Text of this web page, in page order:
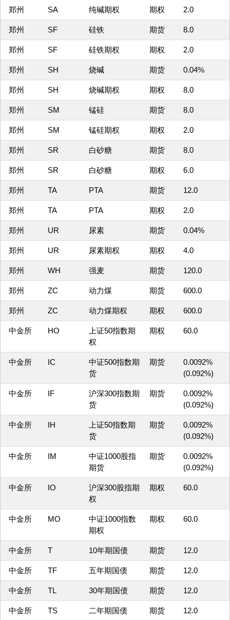
郑州 SA 纯碱期权 期权 2.0
郑州 SF 硅铁 期货 8.0
郑州 SF 硅铁期权 期权 2.0
郑州 SH 烧碱 期货 0.04%
郑州 SH 烧碱期权 期权 8.0
郑州 SM 锰硅 期货 8.0
郑州 SM 锰硅期权 期权 2.0
郑州 SR 白砂糖 期货 8.0
郑州 SR 白砂糖 期权 6.0
郑州 TA PTA 期货 12.0
郑州 TA PTA 期权 2.0
郑州 UR 尿素 期货 0.04%
郑州 UR 尿素期权 期权 4.0
郑州 WH 强麦 期货 120.0
郑州 ZC 动力煤 期货 600.0
郑州 ZC 动力煤期权 期权 600.0
中金所 HO
上证50指数期
权
期权 60.0
中金所 IC
中证500指数期
货
期货
0.0092%
(0.092%)
中金所 IF
沪深300指数期
货
期货
0.0092%
(0.092%)
中金所 IH
上证50指数期
货
期货
0.0092%
(0.092%)
中金所 IM
中证1000股指
期货
期货
0.0092%
(0.092%)
中金所 IO
沪深300股指期
权
期权 60.0
中金所 MO
中证1000指数
期权
期权 60.0
中金所 T 10年期国债 期货 12.0
中金所 TF 五年期国债 期货 12.0
中金所 TL 30年期国债 期货 12.0
中金所 TS 二年期国债 期货 12.0